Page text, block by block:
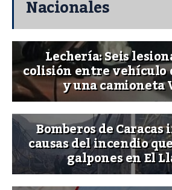
Nacionales
Lechería: Seis
colisión entre vehículo
y una camioneta
Bomberos de
causas del incendio
galpones en El